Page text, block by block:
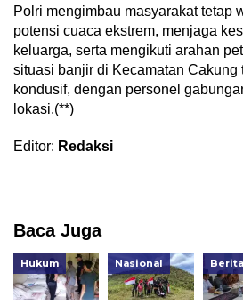
Polri mengimbau masyarakat tetap
potensi cuaca ekstrem, menjaga
keluarga, serta mengikuti arahan
situasi banjir di Kecamatan Cakung
kondusif, dengan personel
lokasi.(**)
Editor: Redaksi
Baca Juga
Hukum Nasional Berita